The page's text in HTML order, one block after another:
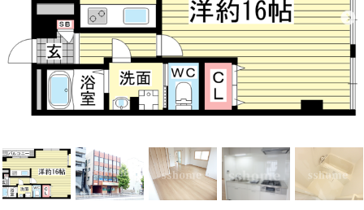
地域から探す
地図から探す
店舗情報·アクセス
会社概要
メールでお問い合わせ